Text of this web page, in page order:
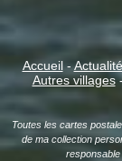
Accueil-
Autres villages
Toutes les cartes
de ma collection
responsable